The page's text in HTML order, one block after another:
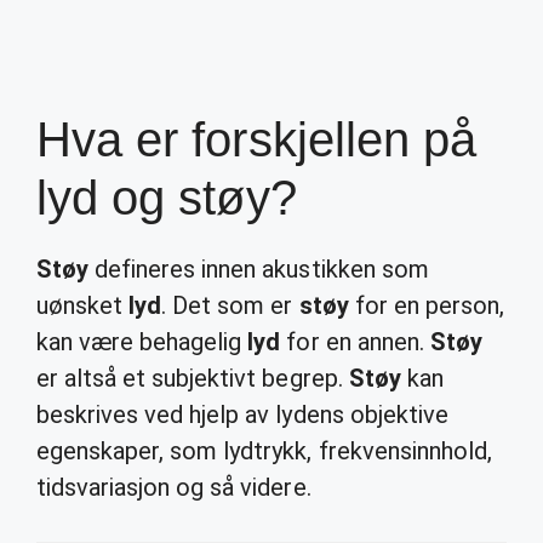
Hva er forskjellen på
lyd og støy?
Støy defineres innen akustikken som
uønsket lyd. Det som er støyfor en person,
kan være behagelig lyd for en annen. Støy
er altså et subjektivt begrep. Støykan
beskrives ved hjelp av lydens objektive
egenskaper, som lydtrykk, frekvensinnhold,
tidsvariasjon og så videre.